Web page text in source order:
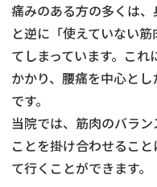
痛みのある方の多くは、
と逆に「使えていない
てしまっています。こ
かかり、腰痛を中心と
です。
当院では、筋肉のバラン
ことを掛け合わせるこ
て行くことができます。